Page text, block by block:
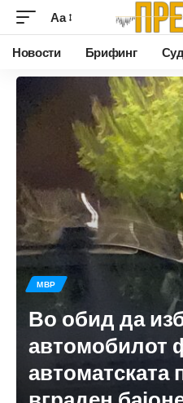
Аа
Новости Брифинг
МВР
Во обид да
автомобилот
автоматската